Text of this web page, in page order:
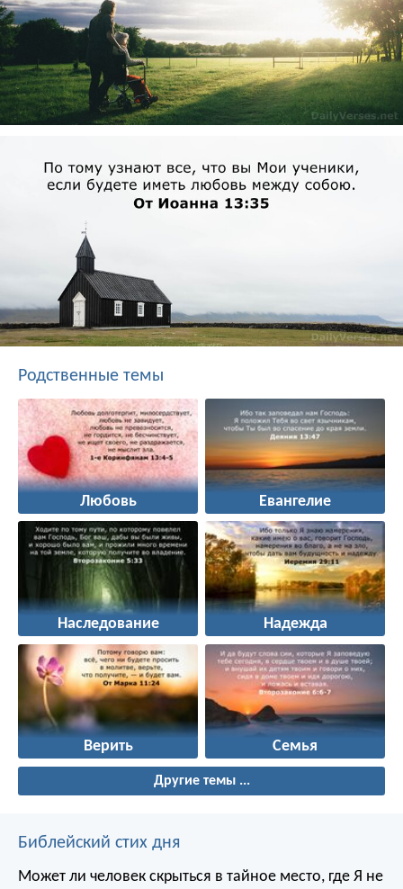
Родственные темы
Любовь Евангелие
Наследование Надежда
Верить Семья
Другие темы ...
Библейский стих дня
Может ли человек скрыться в тайное место, где Я не